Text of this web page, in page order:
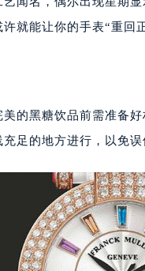
1号恒力城写字楼15层
行街2号融恒时代广场写
号华润大厦写字楼29层
号亨得利名表服务中
号亨得利名表服务中心
路26号时代广场（
号置信广场10层1015
路600号富力中心T2座
号国际金融大厦7层G室
就能让你的手表“重回
美的黑糖饮品前需准
足的地方进行，以免误